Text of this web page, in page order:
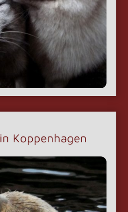
Koppenhagen